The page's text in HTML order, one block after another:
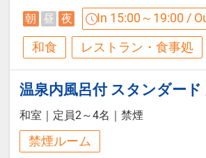
『月』
利用時間：15:30～
回）
料金：3，300円（税込）
※当日フロント受付（事
【ご朝食】
オープンキッチンが自
和洋バイキングをご用
す。
四季折々の旬の味覚を
席料理と、箱根湯本温
喫。
初めての箱根旅行、ご
ル・ファミリー旅行な
様におすすめの基本プラ
朝 昼 夜 In 15:00～19:00 /
和食 レストラン・食事処
和室 定員2～4名 禁煙
禁煙ルーム